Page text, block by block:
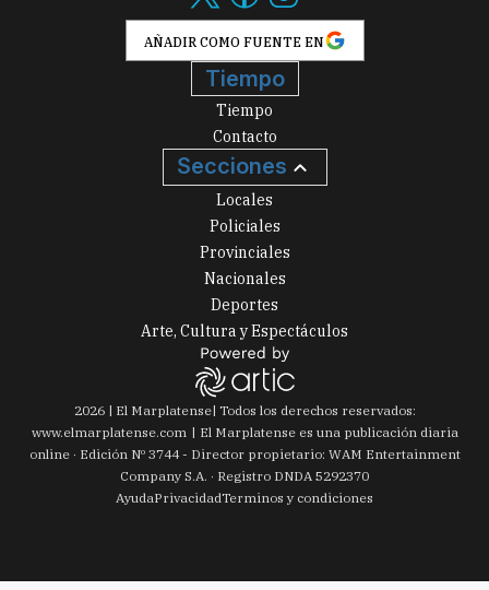
AÑADIR COMO FUENTE EN
Tiempo
Tiempo
Contacto
Secciones
Locales
Policiales
Provinciales
Nacionales
Deportes
Arte, Cultura y Espectáculos
2026| El Marplatense| Todos los derechos reservados:
www.elmarplatense.com
El Marplatense es una publicación diaria
online · Edición Nº 3744- Director propietario: WAM Entertainment
Company S.A. · Registro DNDA 5292370
AyudaPrivacidadTerminos y condiciones